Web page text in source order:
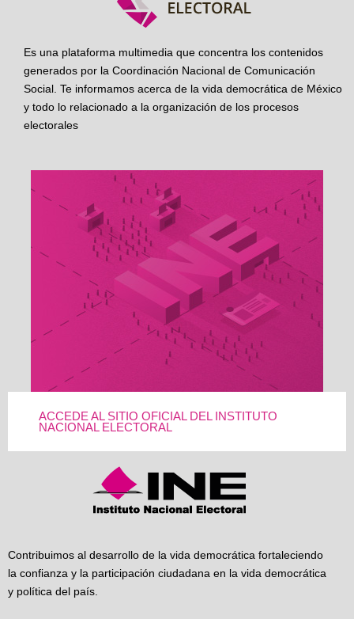
Es una plataforma multimedia que concentra los contenidos
generados por la Coordinación Nacional de Comunicación
Social. Te informamos acerca de la vida democrática de México
y todo lo relacionado a la organización de los procesos
electorales
ACCEDE AL SITIO OFICIAL DEL INSTITUTO
NACIONAL ELECTORAL
Contribuimos al desarrollo de la vida democrática fortaleciendo
la confianza y la participación ciudadana en la vida democrática
y política del país.